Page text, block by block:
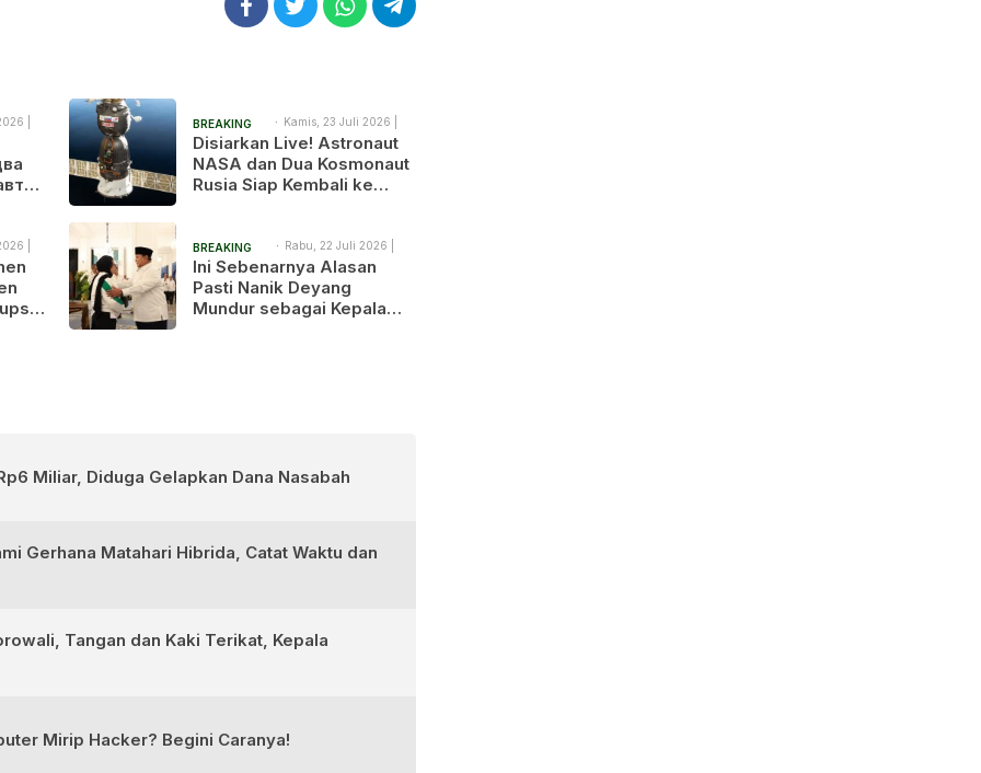
|
BREAKING
NEWS
Kamis, 23 Juli 2026 |
2:04 pm
Disiarkan Live! Astronaut
NASA dan Dua Kosmonaut
Rusia Siap Kembali ke
|
BREAKING
NEWS
Rabu, 22 Juli 2026 |
9:30 am
Ini Sebenarnya Alasan
Pasti Nanik Deyang
Mundur sebagai Kepala
Miliar, Diduga Gelapkan Dana Nasabah
Gerhana Matahari Hibrida, Catat Waktu dan
Tangan dan Kaki Terikat, Kepala
Mirip Hacker? Begini Caranya!